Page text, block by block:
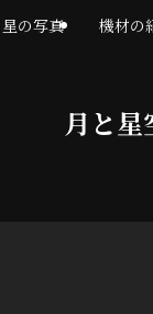
月と
星の写真 機材の